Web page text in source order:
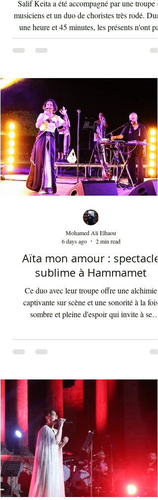
Salif Keita a été accompagné par une troupe
musiciens et un duo de choristes très rodé.
une heure et 45 minutes, les présents n'ont pas
arrêté d'interagir avec les rythmes endiablés et
enflammés de cette musique malienne portant
les clameurs de l'homme éternel pour une vie
terre bien meilleure. Salif Keita, sur scène,
non seulement le cœur de son aud
Aïta mon amour : spectacle
sublime à Hammamet
Ce duo avec leur troupe offre une alchimie
captivante sur scène et une sonorité à la fois
sombre et pleine d'espoir qui invite à se
poursuivons tout au long de notre vie. "Aïta"
‘ayta) se traduit par "cri" ou "appel". Ce terme
compagnes, qui jadis relayait les nouvelles
majeures à travers leurs mélodies, voyageant
village
Mohamed Ali Elhaou
6 days ago
2 min read